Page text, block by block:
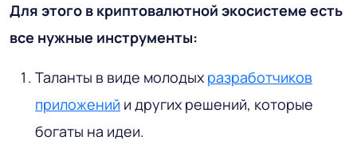
Для этого в криптовалютной экосистеме есть
все нужные инструменты:
Таланты в виде молодых разработчиков
приложений и других решений, которые
богаты на идеи.